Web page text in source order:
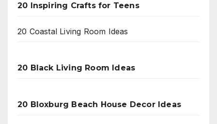
20 Inspiring Crafts for Teens
20 Coastal Living Room Ideas
20 Black Living Room Ideas
20 Bloxburg Beach House Decor Ideas